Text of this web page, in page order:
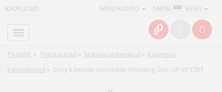
KAUPLUSED TARNE · EESTI
MINU KONTO
Pealeht » Fotokaubad » Statiivid ja tarvikud » Kaamera
käepidemed » Sony käepide-ministatiiv Shooting Grip GP-VPT2BT
Info
Teenused